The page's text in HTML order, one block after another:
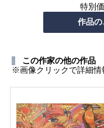
特別
この作家の他の作品
※画像クリックで詳細情